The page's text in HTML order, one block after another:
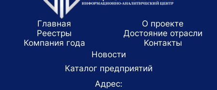
Главная
О проекте
Реестры
Достояние отрасли
Компания года
Koнтaкты
Новости
Каталог предприятий
Адрес: